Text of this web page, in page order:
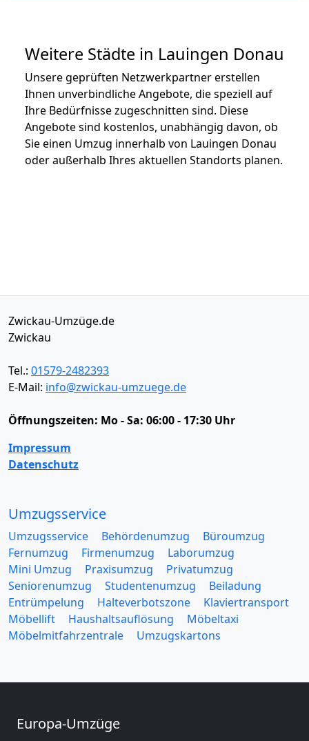
Weitere Städte in Lauingen Donau
Unsere geprüften Netzwerkpartner erstellen
Ihnen unverbindliche Angebote, die speziell auf
Ihre Bedürfnisse zugeschnitten sind. Diese
Angebote sind kostenlos, unabhängig davon, ob
Sie einen Umzug innerhalb von Lauingen Donau
oder außerhalb Ihres aktuellen Standorts planen.
Zwickau-Umzüge.de
Zwickau
Tel.: 01579-2482393
E-Mail: info@zwickau-umzuege.de
Öffnungszeiten: Mo - Sa: 06:00 - 17:30 Uhr
Impressum
Datenschutz
Umzugsservice
Umzugsservice Behördenumzug
Büroumzug
Fernumzug
Firmenumzug
Laborumzug
Mini Umzug
Praxisumzug
Privatumzug
Seniorenumzug
Studentenumzug
Beiladung
Entrümpelung
Halteverbotszone
Klaviertransport
Möbellift
Haushaltsauflösung
Möbeltaxi
Möbelmitfahrzentrale
Umzugskartons
Europa-Umzüge